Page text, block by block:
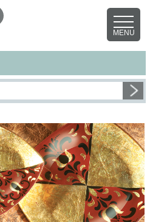
questo sito utilizza i cookies.
autorizzi l’uso dei cookies. Per ulteriori
MENU